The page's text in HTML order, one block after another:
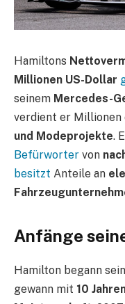
Hamiltons
Millionen US-Dollar
seinem Mercedes-
verdient er Millionen
und Modeprojekte.
Befürworter von
besitzt Anteile an
Anfänge
Hamilton begann
gewann mit 10